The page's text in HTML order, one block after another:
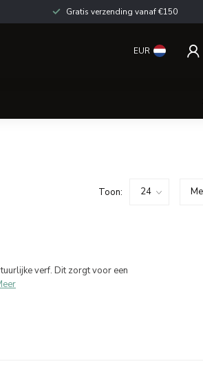
Gratis verzending vanaf €150
EUR
Toon:
verf. Dit zorgt voor een